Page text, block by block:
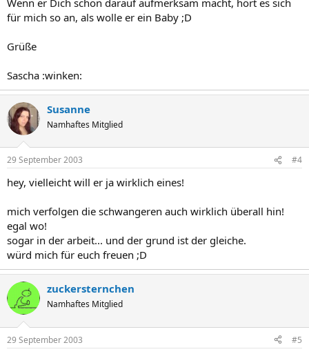
für mich so an, als wolle er ein Baby ;D
Grüße
Sascha :winken:
Susanne
Namhaftes Mitglied
29 September 2003 #4
hey, vielleicht will er ja wirklich eines!
mich verfolgen die schwangeren auch wirklich überall hin!
egal wo!
sogar in der arbeit... und der grund ist der gleiche.
würd mich für euch freuen ;D
zuckersternchen
Namhaftes Mitglied
29 September 2003 #5